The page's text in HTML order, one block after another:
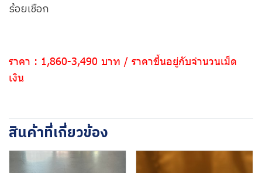
ร้อยเชือก
ราคา : 1,860-3,490 บาท / ราคาขึ้นอยู่กับจำนวนเม็ด
เงิน
สินค้าที่เกี่ยวข้อง